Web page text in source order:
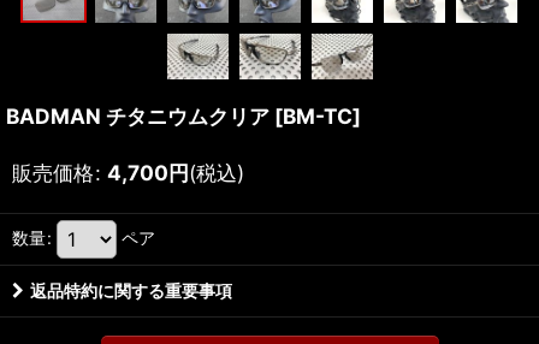
BADMAN チタニウムクリア [BM-TC]
販売価格: 4,700円(税込)
数量: ペア
返品特約に関する重要事項